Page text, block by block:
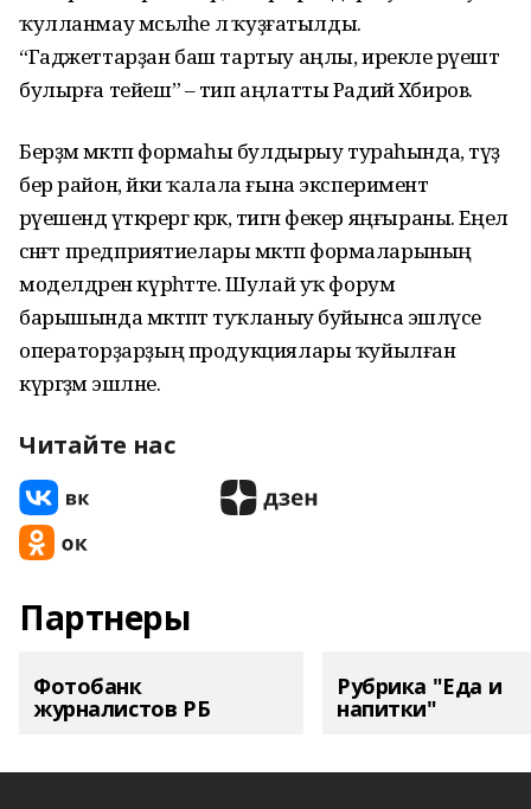
ҡулланмау мәсьәләһе лә ҡуҙғатылды.
“Гаджеттарҙан баш тартыу аңлы, ирекле рәүештә
булырға тейеш” – тип аңлатты Радий Хәбиров.
Берҙәм мәктәп формаһы булдырыу тураһында, тәүҙә
бер район, йәки ҡалала ғына эксперимент
рәүешендә үткәрергә кәрәк, тигән фекер яңғыраны. Еңел
сәнәғәт предприятиелары мәктәп формаларының
моделдәрен күрһәтте. Шулай уҡ форум
барышында мәктәптә туҡланыу буйынса эшләүсе
операторҙарҙың продукциялары ҡуйылған
күргәҙмә эшләне.
Читайте нас
Партнеры
Фотобанк
журналистов РБ
Рубрика "Еда и
напитки"